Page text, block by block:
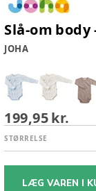
Slå-om body
JOHA
199,95 kr.
STØRRELSE
LÆG VAREN I